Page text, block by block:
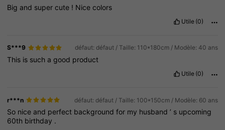
Big and supercute ! Nicecolors
Utile (0)
S***9 défaut: défaut / Taille: 110*180cm / Modèle: 40 ans
This is such agood product
Utile (0)
r***n défaut: défaut / Taille: 100*150cm / Modèle: 60 ans
So nice and perfect backgroundfor my husband’ s upcoming
60th birthday .